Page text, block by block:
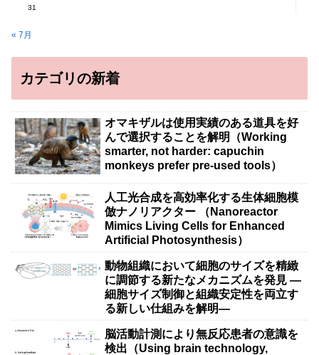
31
« 7月
カテゴリの新着
オマキザルは使用実績のある道具を好
んで選択することを解明（Working
smarter, not harder: capuchin
monkeys prefer pre-used tools）
人工光合成を高効率化する生体細胞模
倣ナノリアクター （Nanoreactor
Mimics Living Cells for Enhanced
Artificial Photosynthesis）
動物組織において細胞のサイズを精緻
に調節する新たなメカニズムを発見 ―
細胞サイズ制御と組織安定性を両立す
る新しい仕組みを解明―
脳活動計測により無反応患者の意識を
検出（Using brain technology,